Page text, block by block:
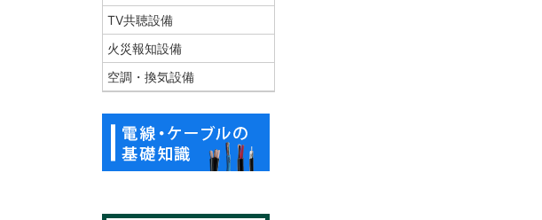
TV共聴設備
火災報知設備
空調・換気設備